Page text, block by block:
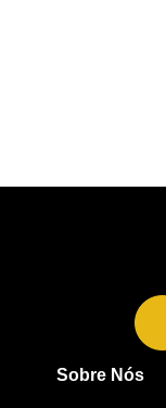
Sobre Nós